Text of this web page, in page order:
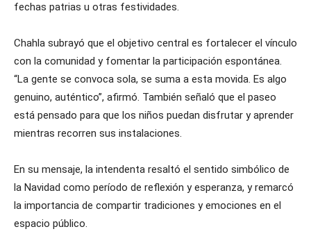
fechas patrias u otras festividades.
Chahla subrayó que el objetivo central es fortalecer el vínculo
con la comunidad y fomentar la participación espontánea.
“La gente se convoca sola, se suma a esta movida. Es algo
genuino, auténtico”, afirmó. También señaló que el paseo
está pensado para que los niños puedan disfrutar y aprender
mientras recorren sus instalaciones.
En su mensaje, la intendenta resaltó el sentido simbólico de
la Navidad como período de reflexión y esperanza, y remarcó
la importancia de compartir tradiciones y emociones en el
espacio público.